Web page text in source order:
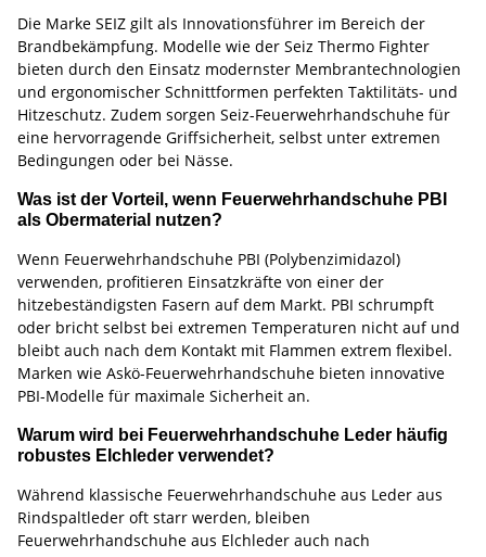
Die Marke SEIZ gilt als Innovationsführer im Bereich der
Brandbekämpfung. Modelle wie der Seiz Thermo Fighter
bieten durch den Einsatz modernster Membrantechnologien
und ergonomischer Schnittformen perfekten Taktilitäts- und
Hitzeschutz. Zudem sorgen Seiz-Feuerwehrhandschuhe für
eine hervorragende Griffsicherheit, selbst unter extremen
Bedingungen oder bei Nässe.
Was ist der Vorteil, wenn Feuerwehrhandschuhe PBI
als Obermaterial nutzen?
Wenn Feuerwehrhandschuhe PBI (Polybenzimidazol)
verwenden, profitieren Einsatzkräfte von einer der
hitzebeständigsten Fasern auf dem Markt. PBI schrumpft
oder bricht selbst bei extremen Temperaturen nicht auf und
bleibt auch nach dem Kontakt mit Flammen extrem flexibel.
Marken wie Askö-Feuerwehrhandschuhe bieten innovative
PBI-Modelle für maximale Sicherheit an.
Warum wird bei Feuerwehrhandschuhe Leder häufig
robustes Elchleder verwendet?
Während klassische Feuerwehrhandschuhe aus Leder aus
Rindspaltleder oft starr werden, bleiben
Feuerwehrhandschuhe aus Elchleder auch nach